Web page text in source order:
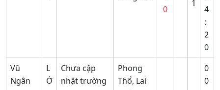
0
1
4
:
2
0
Vũ
Ngân
L
Ớ
Chưa cập
nhật trường
Phong
Thổ, Lai
0
0